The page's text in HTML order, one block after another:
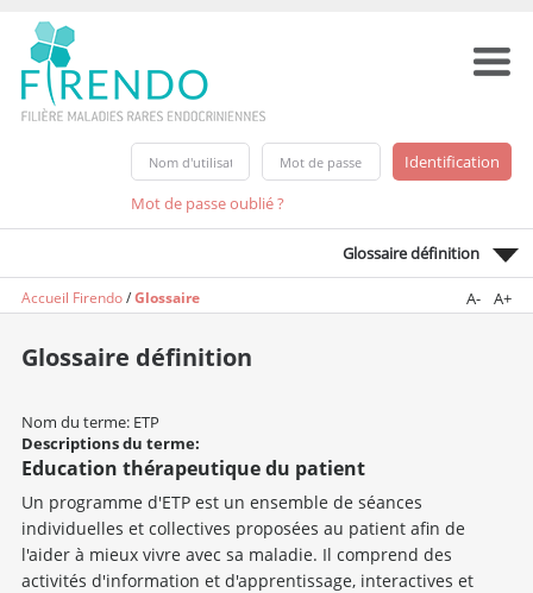
Mot de passe oublié ?
Glossaire définition
Accueil Firendo/Glossaire A- A+
Glossaire définition
Nom du terme: ETP
Descriptions du terme:
Education thérapeutique du patient
Un programme d'ETP est un ensemble de séances
individuelles et collectives proposées au patient afin de
l'aider à mieux vivre avec sa maladie. Il comprend des
activités d'information et d'apprentissage, interactives et